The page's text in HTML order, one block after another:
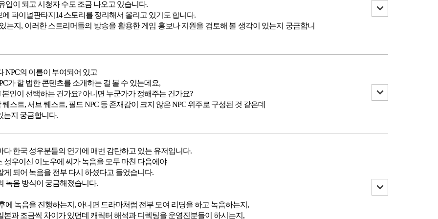
입이 되고 시청자 수도 조금 나오고 있습니다.
파이널판타지14 스토리를 정리해서 올리고 있기도 합니다.
는지, 이러한 스트리머들의 방송을 활용한 게임 홍보나 지원을 검토해 볼 생각이 있는지 궁금합니
NPC의 이름이 부여되어 있고
가 할 법한 콘텐츠를 소개하는 걸 볼 수 있는데요,
인이 선택하는 건가요? 아니면 누군가가 정해주는 건가요?
스트, 서브 퀘스트, 필드 NPC 등 존재감이 크지 않은 NPC 위주로 구성된 것 같은데
는지 궁금합니다.
다 한국 성우분들의 연기에 매번 감탄하고 있는 유저입니다.
성우이신 이노우에 씨가 녹음을 모두 마친 다음에야
게 되어 녹음을 전부 다시 하셨다고 들었습니다.
녹음 방식이 궁금해졌습니다.
에 녹음을 진행하는지, 아니면 드라마처럼 전부 모여 리딩을 하고 녹음하는지,
본과 조금씩 차이가 있던데 캐릭터 해석과 디렉팅을 운영진분들이 하시는지,